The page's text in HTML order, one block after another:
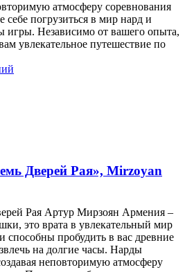
атмосферу соревнования
себе погрузиться в мир нард и
игры. Независимо от вашего опыта,
увлекательное путешествие по
Дверей Рая», Mirzoyan
Рая Артур Мирзоян Армения –
это врата в увлекательный мир
способны пробудить в вас древние
на долгие часы. Нарды
неповторимую атмосферу